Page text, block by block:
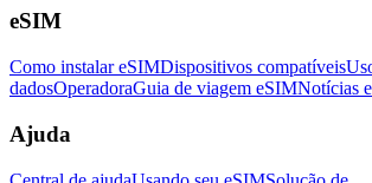
eSIM
Como instalar eSIMDispositivos compatíveis
dadosOperadoraGuia de viagem eSIMNotícias
Ajuda